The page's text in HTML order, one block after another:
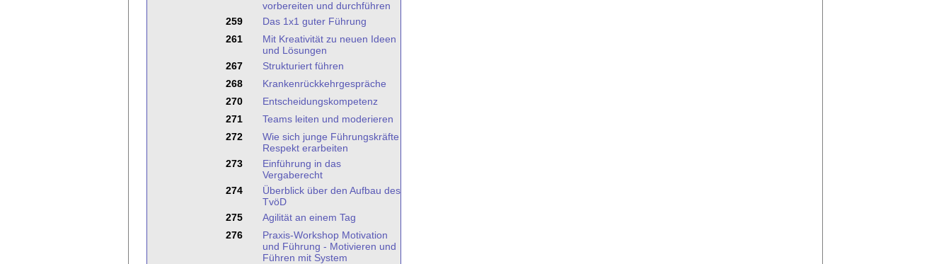
vorbereiten und durchführen
259
Das 1x1 guter Führung
261
Mit Kreativität zu neuen Ideen
und Lösungen
267
Strukturiert führen
268
Krankenrückkehrgespräche
270
Entscheidungskompetenz
271
Teams leiten und moderieren
272
Wie sich junge Führungskräfte
Respekt erarbeiten
273
Einführung in das
Vergaberecht
274
Überblick über den Aufbau des
TvöD
275
Agilität an einem Tag
276
Praxis-Workshop Motivation
und Führung - Motivieren und
Führen mit System